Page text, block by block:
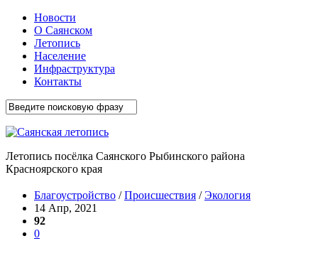
Новости
О Саянском
Летопись
Население
Инфраструктура
Контакты
Летопись посёлка Саянского Рыбинского района
Красноярского края
Благоустройство /Происшествия /Экология
14 Апр, 2021
92
0